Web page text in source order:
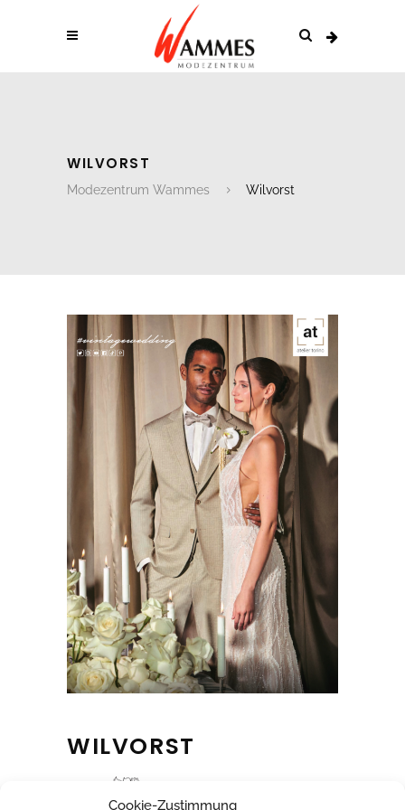
Cookie-Zustimmung
WILVORST
Modezentrum Wammes Wilvorst
WILVORST